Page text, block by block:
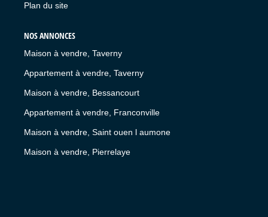
Plan du site
NOS ANNONCES
Maison à vendre, Taverny
Appartement à vendre, Taverny
Maison à vendre, Bessancourt
Appartement à vendre, Franconville
Maison à vendre, Saint ouen l aumone
Maison à vendre, Pierrelaye